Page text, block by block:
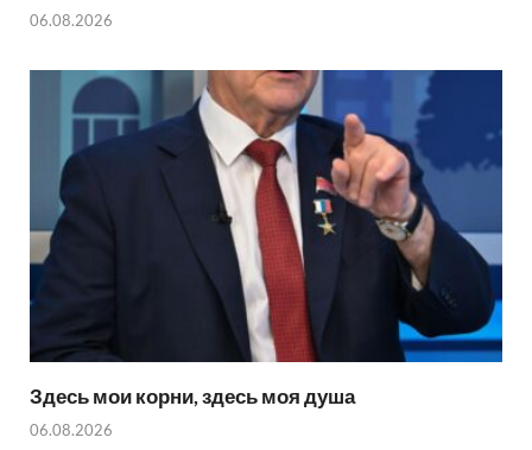
06.08.2026
Здесь мои корни, здесь моя душа
06.08.2026